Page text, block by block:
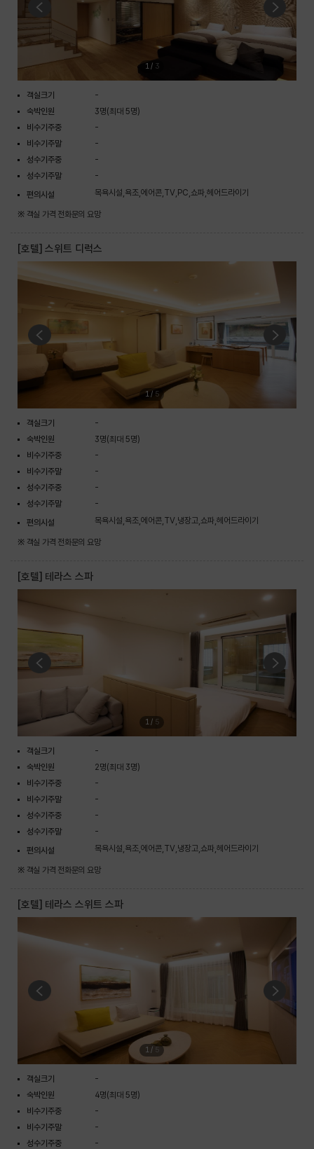
1/ 3
객실크기
-
숙박인원
3명(최대 5명)
비수기주중
-
비수기주말
-
성수기주중
-
성수기주말
-
편의시설
목욕시설,욕조,에어콘,TV,PC,쇼파,헤어드라이기
※ 객실 가격 전화문의 요망
[호텔] 스위트 디럭스
1/ 5
객실크기
-
숙박인원
3명(최대 5명)
비수기주중
-
비수기주말
-
성수기주중
-
성수기주말
-
편의시설
목욕시설,욕조,에어콘,TV,냉장고,쇼파,헤어드라이기
※ 객실 가격 전화문의 요망
[호텔] 테라스 스파
1/ 5
객실크기
-
숙박인원
2명(최대 3명)
비수기주중
-
비수기주말
-
성수기주중
-
성수기주말
-
편의시설
목욕시설,욕조,에어콘,TV,냉장고,쇼파,헤어드라이기
※ 객실 가격 전화문의 요망
[호텔] 테라스 스위트 스파
1/
객실크기
-
숙박인원
4명(최대 5명)
비수기주중
-
비수기주말
-
성수기주중
-